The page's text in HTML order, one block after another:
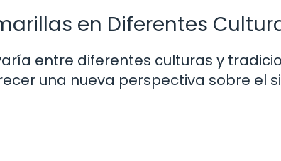
en Diferentes
entre diferentes culturas y
una nueva perspectiva sobre el